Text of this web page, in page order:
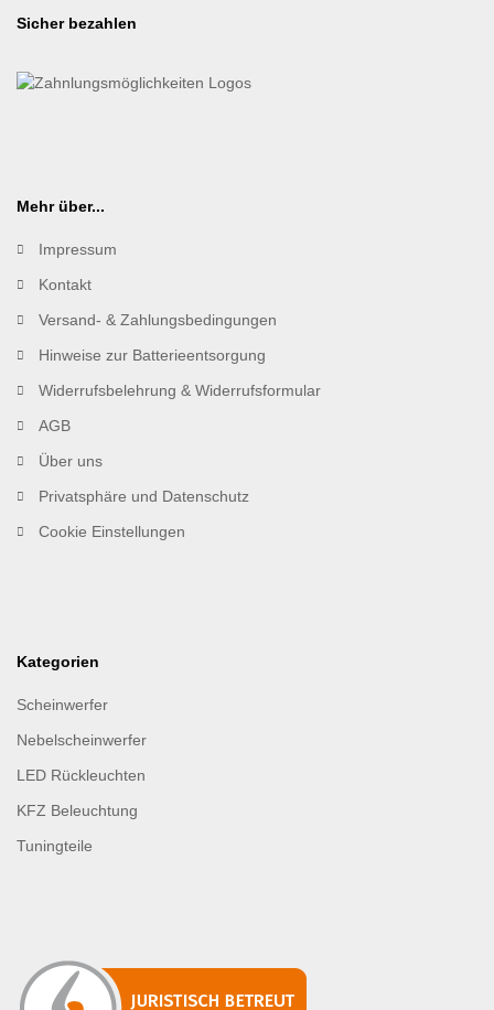
Sicher bezahlen
Mehr über...
Impressum
Kontakt
Versand- & Zahlungsbedingungen
Hinweise zur Batterieentsorgung
Widerrufsbelehrung & Widerrufsformular
AGB
Über uns
Privatsphäre und Datenschutz
Cookie Einstellungen
Kategorien
Scheinwerfer
Nebelscheinwerfer
LED Rückleuchten
KFZ Beleuchtung
Tuningteile